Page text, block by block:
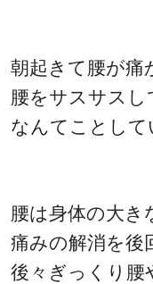
朝起きて腰が痛
腰をサスサスし
なんてことして
腰は身体の大き
痛みの解消を後
後々ぎっくり腰